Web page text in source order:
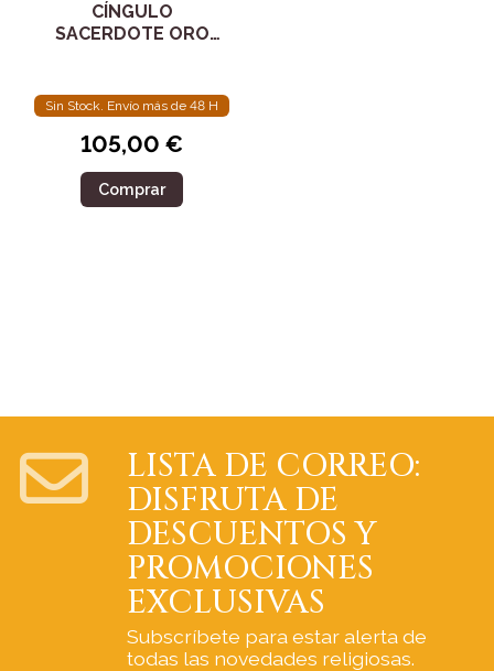
CÍNGULO
SACERDOTE ORO
Sin Stock. Envío más de 48 H
105,00 €
Comprar
LISTA DE CORREO:
DISFRUTA DE
DESCUENTOS Y
PROMOCIONES
EXCLUSIVAS
Subscríbete para estar alerta de
todas las novedades religiosas.